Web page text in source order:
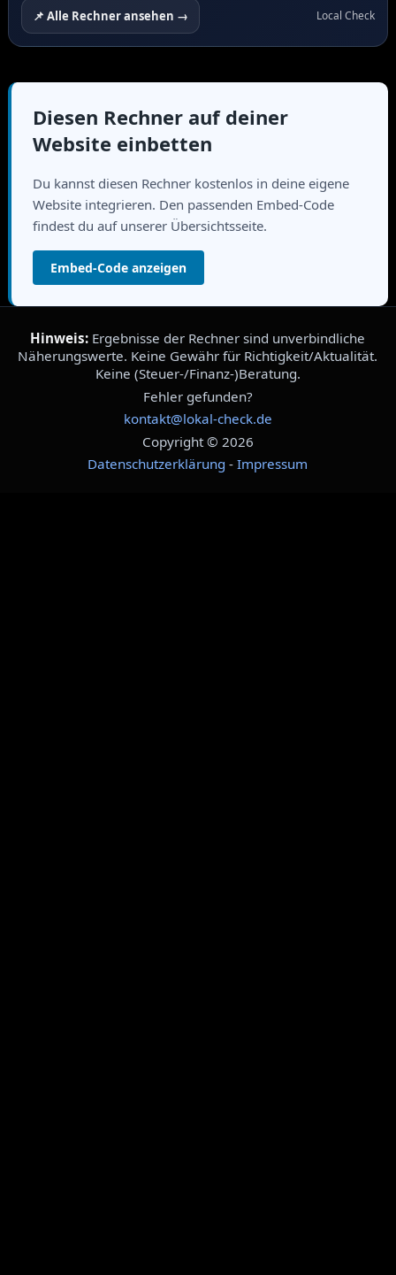
📌 Alle Rechner ansehen → Local Check
Diesen Rechner auf deiner
Website einbetten
Du kannst diesen Rechner kostenlos in deine eigene
Website integrieren. Den passenden Embed-Code
findest du auf unserer Übersichtsseite.
Embed-Code anzeigen
Hinweis: Ergebnisse der Rechner sind unverbindliche
Näherungswerte. Keine Gewähr für Richtigkeit/Aktualität.
Keine (Steuer-/Finanz-)Beratung.
Fehler gefunden?
kontakt@lokal-check.de
Copyright © 2026
Datenschutzerklärung -Impressum